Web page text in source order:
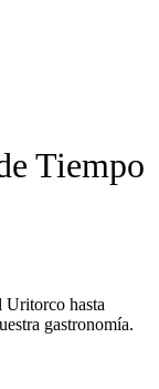
Tiempo
Uritorco hasta
gastronomía.